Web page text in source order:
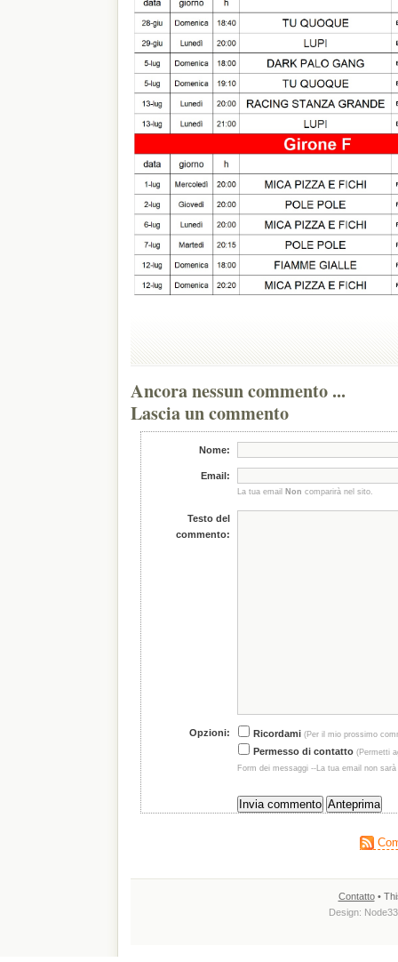
Ancora nessun commento ...
Lascia un commento
Nome:
Email:
La tua email Non comparirà nel sito.
Testo del
commento:
Opzioni: Ricordami (Per il mio prossimo
Permesso di contatto (Permetti
Form dei messaggi --La tua email non
Contatto•
Design: Node33